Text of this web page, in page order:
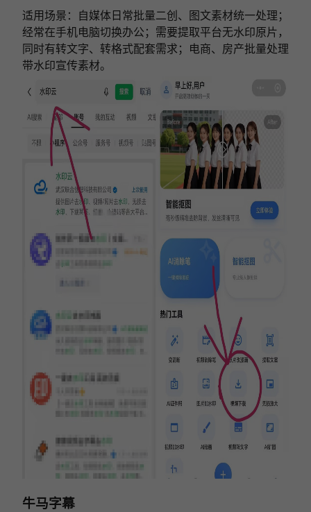
适用场景：自媒体日常批量二创、图文素材统一处理；
经常在手机电脑切换办公；需要提取平台无水印原片，
同时有转文字、转格式配套需求；电商、房产批量处理
带水印宣传素材。
牛马字幕